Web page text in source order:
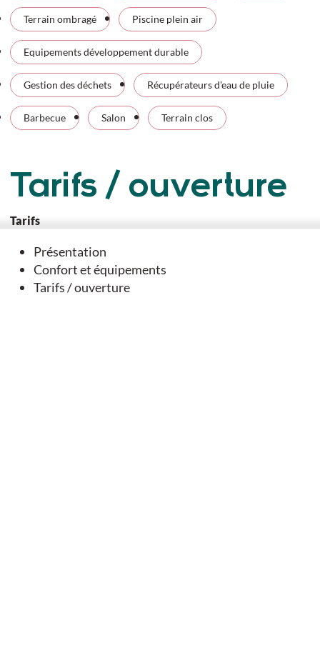
Terrain ombragé Piscine plein air
Equipements développement durable
Gestion des déchets Récupérateurs d'eau de pluie
Barbecue Salon Terrain clos
Tarifs / ouverture
Tarifs
Taxe de séjour : 0,77 € (Par nuit et par pers, à partir de 18 ans).
Du 04/04 au 29/05/2026
Présentation
Confort et équipements
Tarifs / ouverture